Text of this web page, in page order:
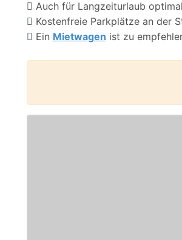
Auch für Langzeiturlaub optimal
Kostenfreie Parkplätze an der
Ein Mietwagen ist zu